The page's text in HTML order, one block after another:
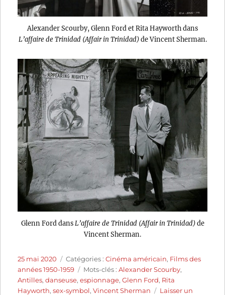
Alexander Scourby, Glenn Ford et Rita Hayworth dans
L’affaire de Trinidad (Affair in Trinidad)de Vincent Sherman.
Glenn Ford dans L’affaire de Trinidad (Affair in Trinidad)de
Vincent Sherman.
Publié
le
25 mai 2020 Catégories
Catégories :Cinéma américain, Films des
années 1950-1959
Étiquettes
Mots-clés :Alexander Scourby,
Antilles,danseuse,espionnage,Glenn Ford, Rita
Hayworth,sex-symbol,Vincent Sherman
Laisser un